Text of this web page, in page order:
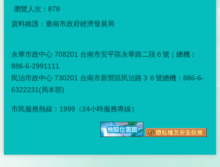
瀏覽人次： 878
資料維護：臺南市政府經濟發展局
永華市政中心 708201 台南市安平區永華路二段６號｜總機︰
886-6-2991111
民治市政中心 730201 台南市新營區民治路３６號總機：886-6-
6322231(局本部)
市民服務熱線：1999（24小時服務專線）